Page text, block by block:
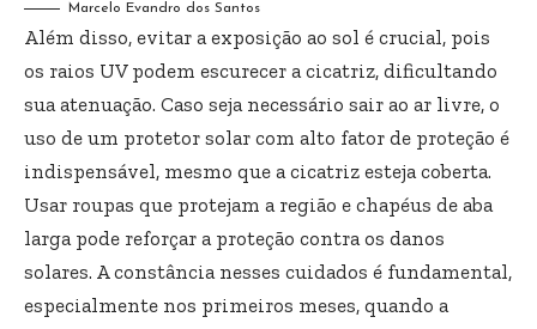
Marcelo Evandro dos Santos
Além disso, evitar a exposição ao sol é crucial, pois
os raios UV podem escurecer a cicatriz, dificultando
sua atenuação. Caso seja necessário sair ao ar livre, o
uso de um protetor solar com alto fator de proteção é
indispensável, mesmo que a cicatriz esteja coberta.
Usar roupas que protejam a região e chapéus de aba
larga pode reforçar a proteção contra os danos
solares. A constância nesses cuidados é fundamental,
especialmente nos primeiros meses, quando a